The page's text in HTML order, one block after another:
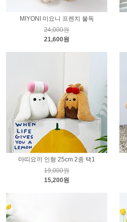
MIYONI 미요니 프렌치 불독
24,000원
21,600원
마띠요끼 인형 25cm 2종 택1
19,000원
15,200원